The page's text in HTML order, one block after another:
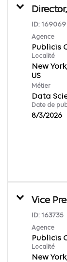
ID: 169069
Agence
Publicis
Localité
New
Métier
Data
Date de
8/3/2026
Vice
ID: 163735
Agence
Publicis
Localité
New